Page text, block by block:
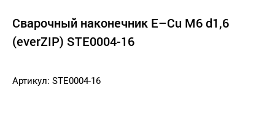
Сварочный наконечник E–Cu М6 d1,6
(everZIP) STE0004-16
Артикул: STE0004-16